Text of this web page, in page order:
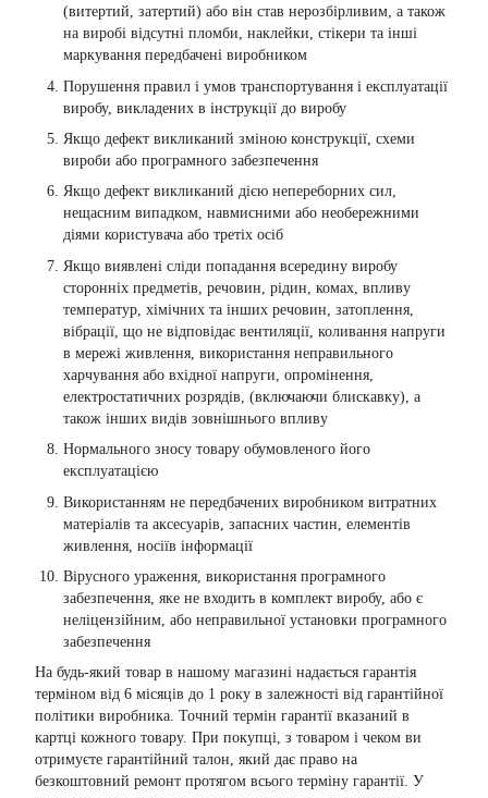
(витертий, затертий) або він став нерозбірливим, а також
на виробі відсутні пломби, наклейки, стікери та інші
маркування передбачені виробником
Порушення правил і умов транспортування і експлуатації
виробу, викладених в інструкції до виробу
Якщо дефект викликаний зміною конструкції, схеми
вироби або програмного забезпечення
Якщо дефект викликаний дією непереборних сил,
нещасним випадком, навмисними або необережними
діями користувача або третіх осіб
Якщо виявлені сліди попадання всередину виробу
сторонніх предметів, речовин, рідин, комах, впливу
температур, хімічних та інших речовин, затоплення,
вібрації, що не відповідає вентиляції, коливання напруги
в мережі живлення, використання неправильного
харчування або вхідної напруги, опромінення,
електростатичних розрядів, (включаючи блискавку), а
також інших видів зовнішнього впливу
Нормального зносу товару обумовленого його
експлуатацією
Використанням не передбачених виробником витратних
матеріалів та аксесуарів, запасних частин, елементів
живлення, носіїв інформації
Вірусного ураження, використання програмного
забезпечення, яке не входить в комплект виробу, або є
неліцензійним, або неправильної установки програмного
забезпечення
На будь-який товар в нашому магазині надається гарантія
терміном від 6 місяців до 1 року в залежності від гарантійної
політики виробника. Точний термін гарантії вказаний в
картці кожного товару. При покупці, з товаром і чеком ви
отримуєте гарантійний талон, який дає право на
безкоштовний ремонт протягом всього терміну гарантії. У